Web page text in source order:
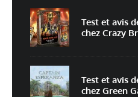
Prévenez-moi de tous les nouveaux
Prévenez-moi de tous les nouveaux
Test et avis
chez Crazy
Test et avis
chez Green